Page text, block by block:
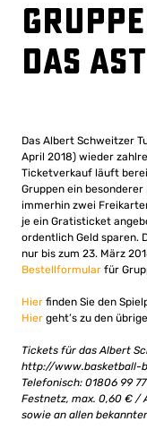
das
Das Albert Schweitzer
April 2018) wieder
Ticketverkauf läuft
Gruppen ein
immerhin zwei
je ein Gratisticket
ordentlich Geld sparen.
nur bis zum 23. März
Bestellformular für
Hier finden Sie den
Hier geht’s zu den
Tickets für das Albert
http://www.basketball-
Telefonisch: 01806 99
Festnetz, max. 0,60 € /
sowie an allen